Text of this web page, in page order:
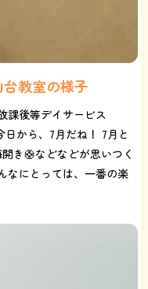
台教室の様子
課後等デイサービス
日から、7月だね！ 7月と
き🛟などなどが思いつく
なにとっては、一番の楽